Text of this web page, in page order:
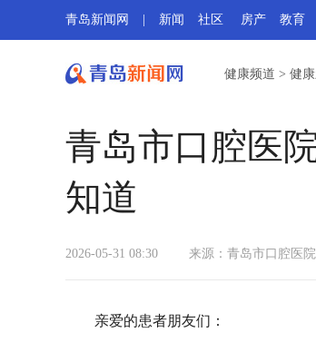
青岛新闻网 新闻 社区 房产 教育
健康频道 > 健
青岛市口腔医
知道
2026-05-31 08:30 来源： 青岛市口腔医院
亲爱的患者朋友们：